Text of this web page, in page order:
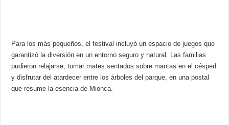
Para los más pequeños, el festival incluyó un espacio de juegos que
garantizó la diversión en un entorno seguro y natural. Las familias
pudieron relajarse, tomar mates sentados sobre mantas en el césped
y disfrutar del atardecer entre los árboles del parque, en una postal
que resume la esencia de Mionca.